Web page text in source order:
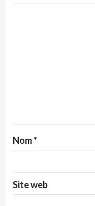
Nom*
Site web